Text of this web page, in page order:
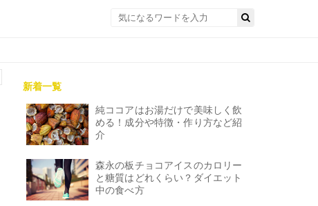
新着一覧
純ココアはお湯だけで美味しく飲
める！成分や特徴・作り方など紹
介
森永の板チョコアイスのカロリー
と糖質はどれくらい？ダイエット
中の食べ方